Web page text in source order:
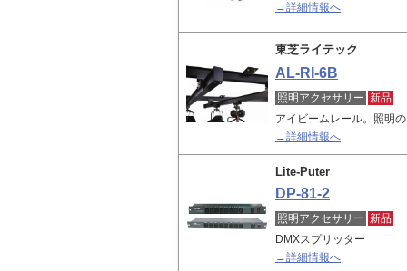
→詳細情報へ
東芝ライテック
AL-RI-6B
照明アクセサリー 新品
アイビームレール。照明
→詳細情報へ
Lite-Puter
DP-81-2
照明アクセサリー 新品
DMXスプリッター
→詳細情報へ